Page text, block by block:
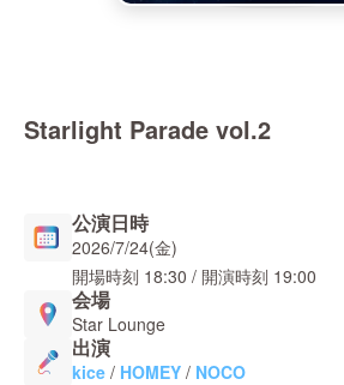
Starlight Parade vol.2
公演日時
2026/7/24(金)
開場時刻 18:30 / 開演時刻 19:00
会場
Star Lounge
出演
kice / HOMEY / NOCO